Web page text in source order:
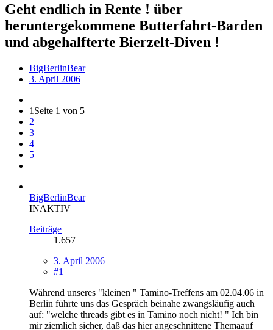
Geht endlich in Rente ! über
heruntergekommene Butterfahrt-Barden
und abgehalfterte Bierzelt-Diven !
BigBerlinBear
3. April 2006
1 Seite 1 von 5
2
3
4
5
BigBerlinBear
INAKTIV
Beiträge
1.657
3. April 2006
#1
Während unseres "kleinen " Tamino-Treffens am 02.04.06 in
Berlin führte uns das Gespräch beinahe zwangsläufig auch
auf: "welche threads gibt es in Tamino noch nicht! " Ich bin
mir ziemlich sicher, daß das hier angeschnittene Themaauf